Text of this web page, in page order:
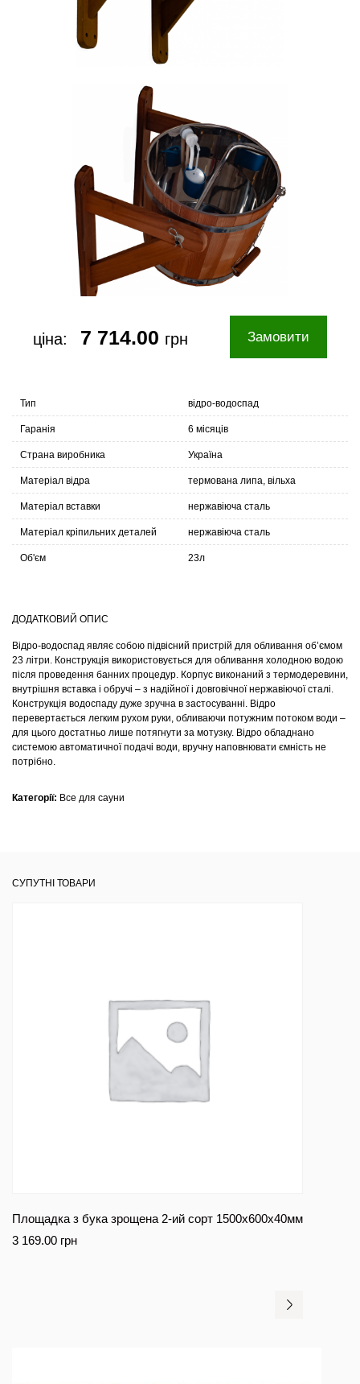
ціна: 7 714.00 грн Замовити
Тип відро-водоспад
Гаранія 6 місяців
Страна виробника Україна
Матеріал відра термована липа, вільха
Матеріал вставки нержавіюча сталь
Матеріал кріпильних деталей нержавіюча сталь
Об'єм 23л
ДОДАТКОВИЙ ОПИС
Відро-водоспад являє собою підвісний пристрій для обливання об’ємом
23 літри. Конструкція використовується для обливання холодною водою
після проведення банних процедур. Корпус виконаний з термодеревини,
внутрішня вставка і обручі – з надійної і довговічної нержавіючої сталі.
Конструкція водоспаду дуже зручна в застосуванні. Відро
перевертається легким рухом руки, обливаючи потужним потоком води –
для цього достатньо лише потягнути за мотузку. Відро обладнано
системою автоматичної подачі води, вручну наповнювати ємність не
потрібно.
Категорії: Все для сауни
СУПУТНІ ТОВАРИ
Площадка з бука зрощена 2-ий сорт 1500х600х40мм
3 169.00 грн